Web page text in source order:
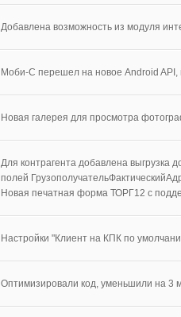
Добавлена возможность из модуля
Моби-С перешел на новое Android
Новая галерея для просмотра
Для контрагента добавлена выгрузка
полей
Новая печатная форма ТОРГ12 с
Настройки "Клиент на КПК по
Оптимизировали код, уменьшили на 3